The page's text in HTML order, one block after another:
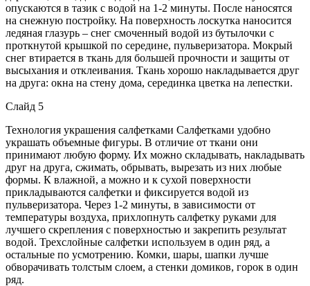
опускаются в тазик с водой на 1-2 минуты. После наносятся
на снежную постройку. На поверхность лоскутка наносится
ледяная глазурь – снег смоченный водой из бутылочки с
проткнутой крышкой по середине, пульверизатора. Мокрый
снег втирается в ткань для большей прочности и защиты от
высыхания и отклеивания. Ткань хорошо накладывается друг
на друга: окна на стену дома, серединка цветка на лепестки.
Слайд 5
Технология украшения салфетками Салфетками удобно
украшать объемные фигуры. В отличие от ткани они
принимают любую форму. Их можно складывать, накладывать
друг на друга, сжимать, обрывать, вырезать из них любые
формы. К влажной, а можно и к сухой поверхности
прикладываются салфетки и фиксируется водой из
пульверизатора. Через 1-2 минуты, в зависимости от
температуры воздуха, прихлопнуть салфетку руками для
лучшего скрепления с поверхностью и закрепить результат
водой. Трехслойные салфетки используем в один ряд, а
остальные по усмотрению. Комки, шары, шапки лучше
обворачивать толстым слоем, а стенки домиков, горок в один
ряд.